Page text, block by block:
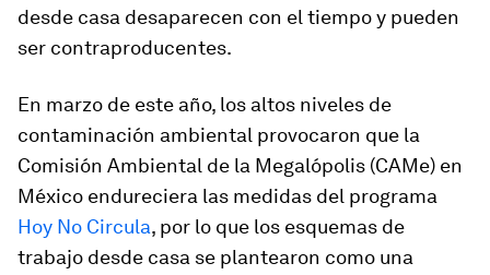
desde casa desaparecen con el tiempo y pueden
ser contraproducentes.
En marzo de este año, los altos niveles de
contaminación ambiental provocaron que la
Comisión Ambiental de la Megalópolis (CAMe) en
México endureciera las medidas del programa
Hoy No Circula, por lo que los esquemas de
trabajo desde casa se plantearon como una